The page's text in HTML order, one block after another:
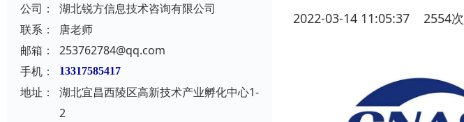
公司：
湖北锐方信息技术咨询有限公司
联系：
唐老师
邮箱：
253762784@qq.com
手机：
13317585417
地址：
湖北宜昌西陵区高新技术产业孵化中心1-
2
2022-03-14 11:05:37 2554